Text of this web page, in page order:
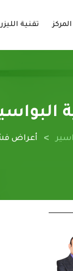
تقنية الليزر
> أعراض